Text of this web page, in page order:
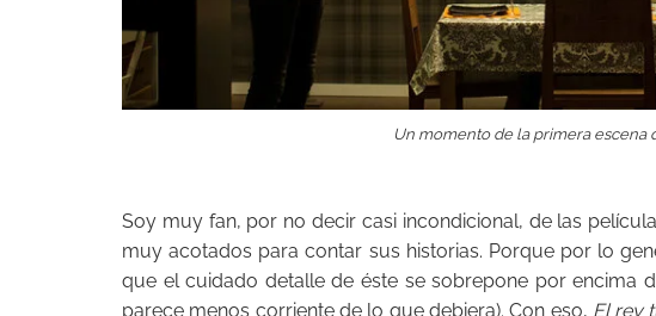
Un momento de la primera escena
Soy muy fan, por no decir casi incondicional, de las
muy acotados para contar sus historias. Porque por lo
que el cuidado detalle de éste se sobrepone por encima
parece menos corriente de lo que debiera). Con eso, El rey